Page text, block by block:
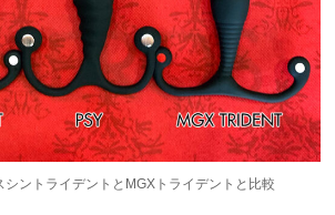
シントライデントとMGXトライデントと比較